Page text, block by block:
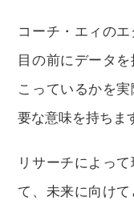
コーチ・エィのエ
目の前にデータ
こっているかを
要な意味を持ちま
リサーチによっ
て、未来に向け